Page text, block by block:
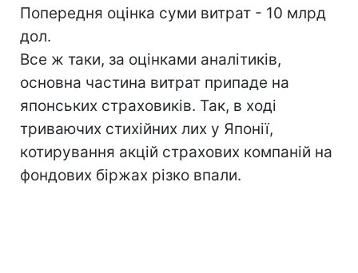
Попередня оцінка суми витрат - 10 млрд
дол.
Все ж таки, за оцінками аналітиків,
основна частина витрат припаде на
японських страховиків. Так, в ході
триваючих стихійних лих у Японії,
котирування акцій страхових компаній на
фондових біржах різко впали.